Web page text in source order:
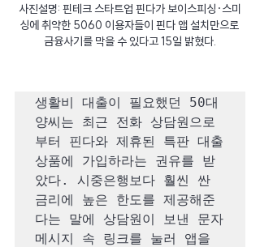
사진설명: 핀테크 스타트업 핀다가 보이스피싱·스미
싱에 취약한 5060 이용자들이 핀다 앱 설치만으로
금융사기를 막을 수 있다고 15일 밝혔다.
생활비 대출이 필요했던 50대
양씨는 최근 전화 상담원으로
부터 핀다와 제휴된 특판 대출
상품에 가입하라는 권유를 받
았다. 시중은행보다 훨씬 싼
금리에 높은 한도를 제공해준
다는 말에 상담원이 보낸 문자
메시지 속 링크를 눌러 앱을